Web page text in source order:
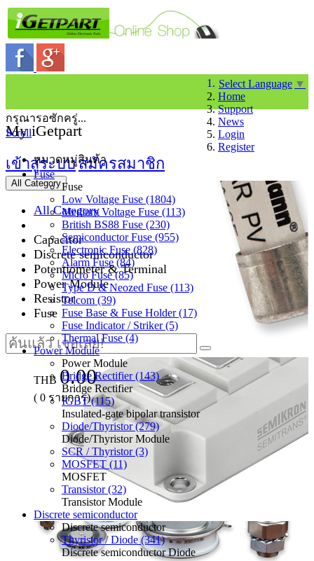
Select Language ▼
Home
Support
News
Login
Register
My iGetpart
เข้าสู่ระบบสมัครสมาชิก
All Category
All Category
Capacitor
Discrete semiconductor
Potentiometer & Terminal
Power Module
Resistor
Fuse
THB 0.00
( 0 รายการ)
กรุณารอซักครู่...
Scroll
หมวดหมู่สินค้า
Fuse
Fuse
Low Voltage Fuse (1804)
Medium Voltage Fuse (113)
British BS88 Fuse (230)
Semiconductor Fuse (955)
Electronic Fuse (828)
Alarm Fuse (84)
Micro Fuse (85)
Type D & Neozed Fuse (113)
Telcom (39)
Fuse Base & Fuse Holder (17)
Fuse Indicator / Striker (5)
Thermal Fuse (4)
Power Module
Power Module
Bridge Rectifier (143)
Bridge Rectifier
IGBT (115)
Insulated-gate bipolar transistor
Diode/Thyristor (279)
Diode/Thyristor Module
SCR / Thyristor (3)
MOSFET (11)
MOSFET
Transistor (32)
Transistor Module
Discrete semiconductor
Discrete semiconductor
Thyristor / Diode (341)
Discrete semiconductor Diode